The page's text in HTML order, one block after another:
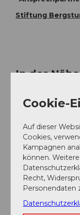
Stiftung
In der Nähe
Veranstaltung
Veranstaltungsort
Erlebnishalle
Goldau
Parkstrasse
6410Goldau
Cookie-
Auf dieser
Cookies,
Kampagnen
können.
Recht,
Personendaten